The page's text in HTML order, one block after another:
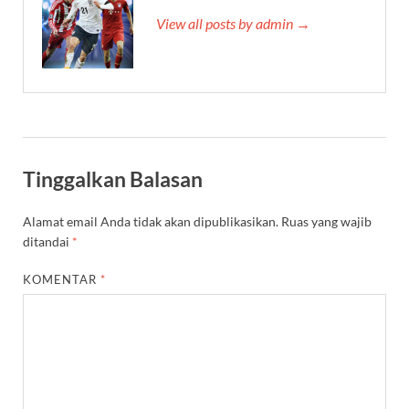
View all posts by admin →
Tinggalkan Balasan
Alamat email Anda tidak akan dipublikasikan. Ruas yang wajib
ditandai *
KOMENTAR *